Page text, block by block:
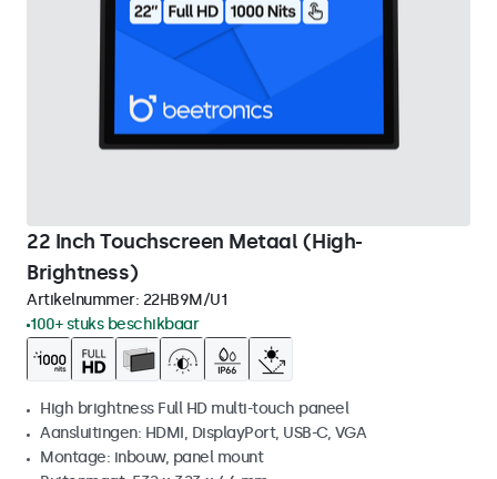
22 Inch Touchscreen Metaal (High-
Brightness)
Artikelnummer: 22HB9M/U1
100+ stuks beschikbaar
High brightness Full HD multi-touch paneel
Aansluitingen: HDMI, DisplayPort, USB-C, VGA
Montage: inbouw, panel mount